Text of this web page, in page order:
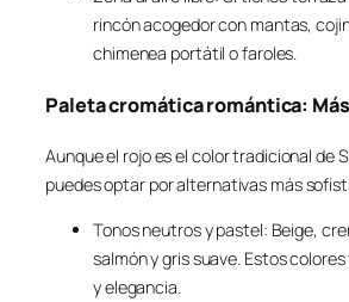
rincón acogedor con mantas,
chimenea portátil o faroles.
Paleta cromática romántica:
Aunque el rojo es el color tradicional de
puedes optar por alternativas más
Tonos neutros y pastel: Beige,
salmón y gris suave. Estos
y elegancia.